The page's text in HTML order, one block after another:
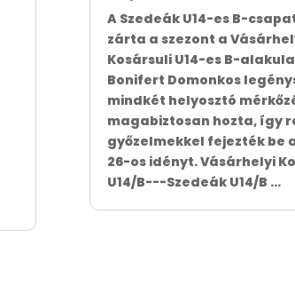
A Szedeák U14-es B-
zárta a szezont a
Kosársuli U14-es B-
Bonifert Domonkos
mindkét helyosztó
magabiztosan hozta, így
győzelmekkel fejezték be
26-os idényt. Vásárhelyi
U14/B---Szedeák U14/B ...